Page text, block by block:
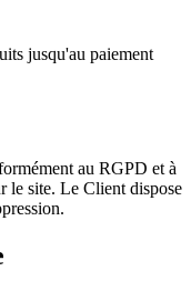
jusqu'au paiement
au RGPD et à
le site. Le Client dispose